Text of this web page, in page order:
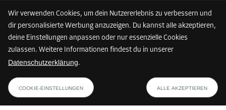
Wir verwenden Cookies, um dein Nutzererlebnis zu verbessern und
dir personalisierte Werbung anzuzeigen. Du kannst alle akzeptieren,
deine Einstellungen anpassen oder nur essenzielle Cookies
zulassen. Weitere Informationen findest du in unserer
Datenschutzerklärung.
COOKIE-EINSTELLUNGEN ALLE AKZEPTIEREN
Fläche: 5,3 m²
Volumen: 15,9 m³
L: m B: 2,1m 3m
157,59 EUR/Mon
70499 Stuttgart
41,99 EUR/Mon PLAN ANZEIGEN